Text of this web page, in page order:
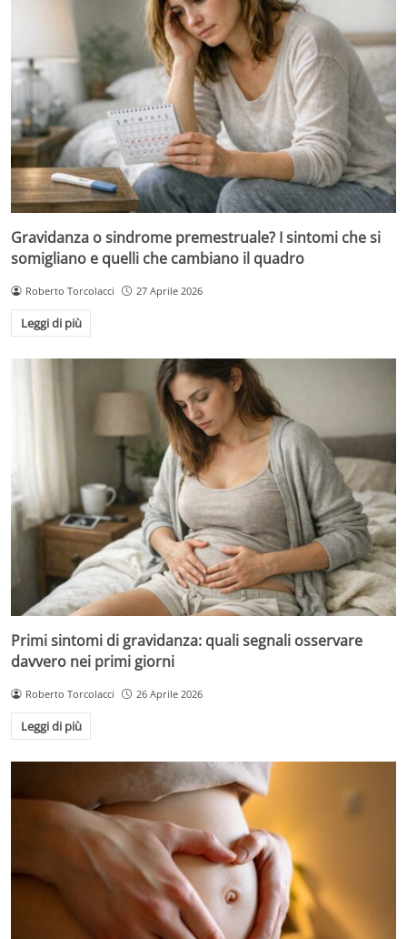
Gravidanza o sindrome premestruale? I sintomi che si
somigliano e quelli che cambiano il quadro
Roberto Torcolacci 27 Aprile 2026
Leggi di più
Primi sintomi di gravidanza: quali segnali osservare
davvero nei primi giorni
Roberto Torcolacci 26 Aprile 2026
Leggi di più